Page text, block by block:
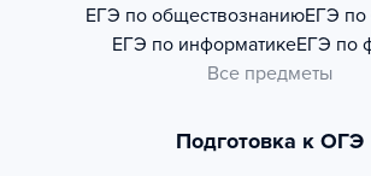
ЕГЭ по обществознаниюЕГЭ по
ЕГЭ по информатикеЕГЭ по
Все предметы
Подготовка к ОГЭ